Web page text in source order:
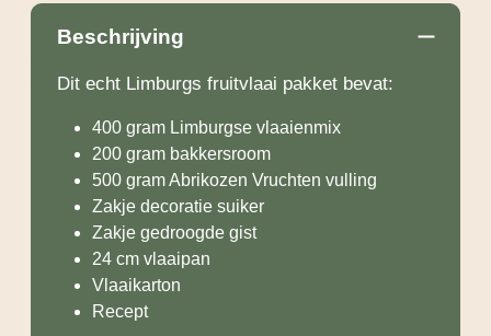
Beschrijving
Dit echt Limburgs fruitvlaai pakket bevat:
400 gram Limburgse vlaaienmix
200 gram bakkersroom
500 gram Abrikozen Vruchten vulling
Zakje decoratie suiker
Zakje gedroogde gist
24 cm vlaaipan
Vlaaikarton
Recept